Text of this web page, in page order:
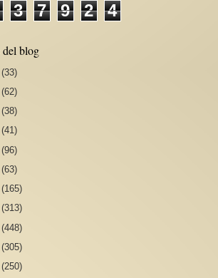
3 7 9 2 4
blog
(33)
(62)
(38)
(41)
(96)
(63)
(165)
(313)
(448)
(305)
(250)